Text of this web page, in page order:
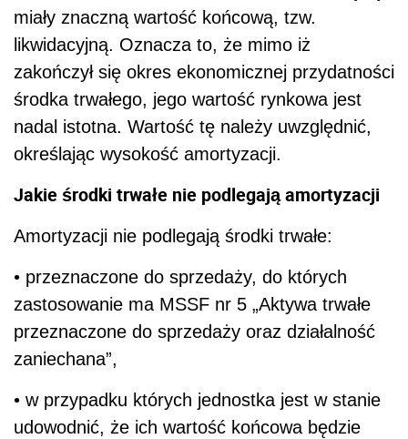
miały znaczną wartość końcową, tzw.
likwidacyjną. Oznacza to, że mimo iż
zakończył się okres ekonomicznej przydatności
środka trwałego, jego wartość rynkowa jest
nadal istotna. Wartość tę należy uwzględnić,
określając wysokość amortyzacji.
Jakie środki trwałe nie podlegają amortyzacji
Amortyzacji nie podlegają środki trwałe:
• przeznaczone do sprzedaży, do których
zastosowanie ma MSSF nr 5 „Aktywa trwałe
przeznaczone do sprzedaży oraz działalność
zaniechana”,
• w przypadku których jednostka jest w stanie
udowodnić, że ich wartość końcowa będzie